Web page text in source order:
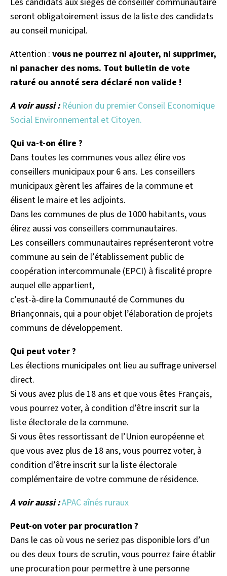
seront obligatoirement issus de la liste des candidats
au conseil municipal.
Attention : vous ne pourrez ni ajouter, ni supprimer,
ni panacher des noms. Tout bulletin de vote
raturé ou annoté sera déclaré non valide !
A voir aussi :Réunion du premier Conseil Economique
Social Environnemental et Citoyen.
Qui va-t-on élire ?
Dans toutes les communes vous allez élire vos
conseillers municipaux pour 6 ans. Les conseillers
municipaux gèrent les affaires de la commune et
élisent le maire et les adjoints.
Dans les communes de plus de 1000 habitants, vous
élirez aussi vos conseillers communautaires.
Les conseillers communautaires représenteront votre
commune au sein de l’établissement public de
coopération intercommunale (EPCI) à fiscalité propre
auquel elle appartient,
c’est-à-dire la Communauté de Communes du
Briançonnais, qui a pour objet l’élaboration de projets
communs de développement.
Qui peut voter ?
Les élections municipales ont lieu au suffrage universel
direct.
Si vous avez plus de 18 ans et que vous êtes Français,
vous pourrez voter, à condition d’être inscrit sur la
liste électorale de la commune.
Si vous êtes ressortissant de l’Union européenne et
que vous avez plus de 18 ans, vous pourrez voter, à
condition d’être inscrit sur la liste électorale
complémentaire de votre commune de résidence.
A voir aussi :APAC aînés ruraux
Peut-on voter par procuration ?
Dans le cas où vous ne seriez pas disponible lors d’un
ou des deux tours de scrutin, vous pourrez faire établir
une procuration pour permettre à une personne